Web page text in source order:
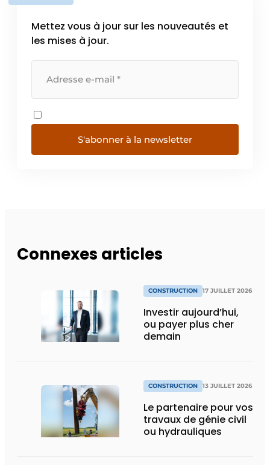
Mettez vous à jour sur les nouveautés et
les mises à jour.
S'abonner à la newsletter
Connexes articles
CONSTRUCTION 17 JUILLET 2026
Investir aujourd’hui,
ou payer plus cher
demain
CONSTRUCTION 13 JUILLET 2026
Le partenaire pour vos
travaux de génie civil
ou hydrauliques